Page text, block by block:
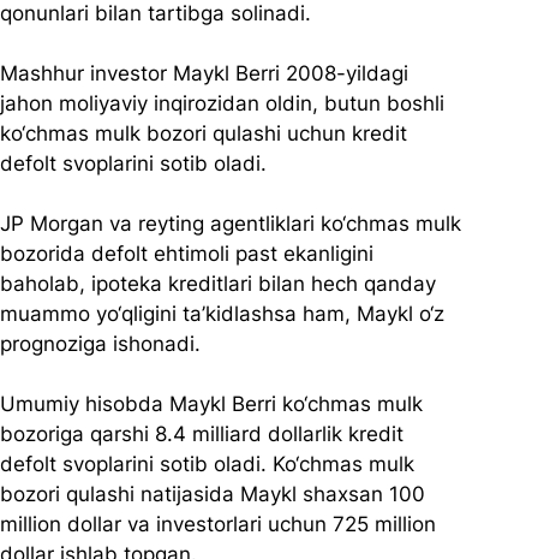
qonunlari bilan tartibga solinadi.
Mashhur investor Maykl Berri 2008-yildagi
jahon moliyaviy inqirozidan oldin, butun boshli
ko‘chmas mulk bozori qulashi uchun kredit
defolt svoplarini sotib oladi.
JP Morgan va reyting agentliklari ko‘chmas mulk
bozorida defolt ehtimoli past ekanligini
baholab, ipoteka kreditlari bilan hech qanday
muammo yo‘qligini ta’kidlashsa ham, Maykl o‘z
prognoziga ishonadi.
Umumiy hisobda Maykl Berri ko‘chmas mulk
bozoriga qarshi 8.4 milliard dollarlik kredit
defolt svoplarini sotib oladi. Ko‘chmas mulk
bozori qulashi natijasida Maykl shaxsan 100
million dollar va investorlari uchun 725 million